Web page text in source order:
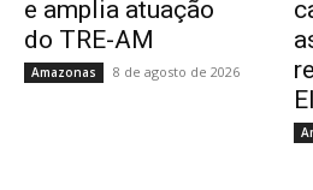
e amplia atuação
do TRE-AM
Amazonas 8 de agosto de 2026